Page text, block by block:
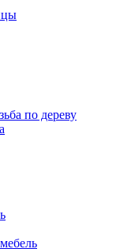
по дереву